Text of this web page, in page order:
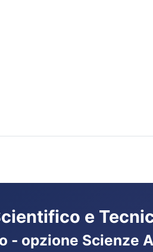
e
- opzione Scienze